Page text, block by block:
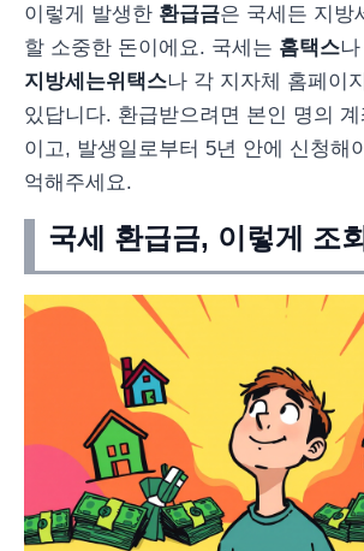
이렇게 발생한 환급금은 국세든 지방
할 소중한 돈이에요. 국세는 홈택스나
지방세는위택스나 각 지자체 홈페이
있답니다. 환급받으려면 본인 명의
이고, 발생일로부터 5년 안에 신청해
억해주세요.
국세 환급금, 이렇게 조